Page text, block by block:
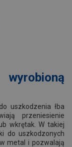
uszkodzenia łba
przeniesienie
wkrętak. W takiej
do uszkodzonych
metal i pozwalają